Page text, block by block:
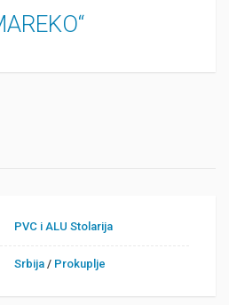
PVC i ALU Stolarija
Srbija / Prokuplje